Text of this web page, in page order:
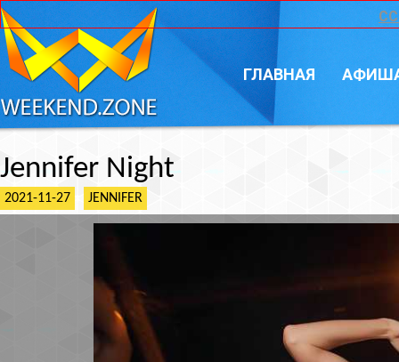
ГЛАВНАЯ
Jennifer Night
2021-11-27 JENNIFER